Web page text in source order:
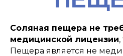
Соляная пещера не
медицинской лицензии
Пещера является не